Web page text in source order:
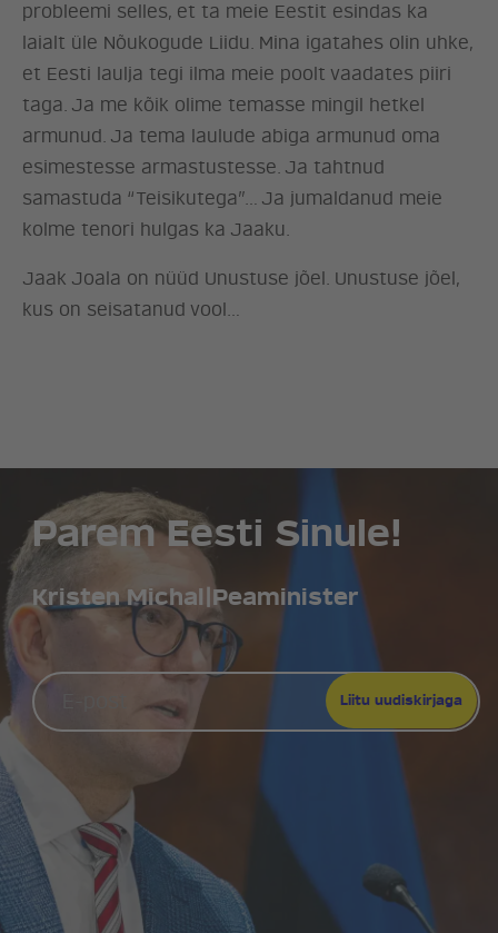
ERAKOND
KONTAKT
probleemi selles, et ta meie Eestit esindas ka
laialt üle Nõukogude Liidu. Mina igatahes olin uhke,
et Eesti laulja tegi ilma meie poolt vaadates piiri
taga. Ja me kõik olime temasse mingil hetkel
armunud. Ja tema laulude abiga armunud oma
esimestesse armastustesse. Ja tahtnud
samastuda “Teisikutega”… Ja jumaldanud meie
kolme tenori hulgas ka Jaaku.
Jaak Joala on nüüd Unustuse jõel. Unustuse jõel,
kus on seisatanud vool…
Parem Eesti Sinule!
Kristen Michal Peaminister